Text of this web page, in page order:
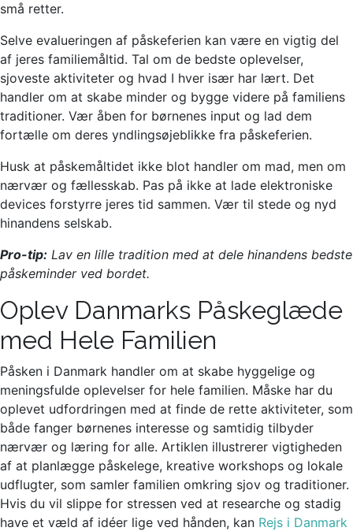
små retter.
Selve evalueringen af påskeferien kan være en vigtig del
af jeres familiemåltid. Tal om de bedste oplevelser,
sjoveste aktiviteter og hvad I hver især har lært. Det
handler om at skabe minder og bygge videre på familiens
traditioner. Vær åben for børnenes input og lad dem
fortælle om deres yndlingsøjeblikke fra påskeferien.
Husk at påskemåltidet ikke blot handler om mad, men om
nærvær og fællesskab. Pas på ikke at lade elektroniske
devices forstyrre jeres tid sammen. Vær til stede og nyd
hinandens selskab.
Pro-tip: Lav en lille tradition med at dele hinandens bedste
påskeminder ved bordet.
Oplev Danmarks Påskeglæde
med Hele Familien
Påsken i Danmark handler om at skabe hyggelige og
meningsfulde oplevelser for hele familien. Måske har du
oplevet udfordringen med at finde de rette aktiviteter, som
både fanger børnenes interesse og samtidig tilbyder
nærvær og læring for alle. Artiklen illustrerer vigtigheden
af at planlægge påskelege, kreative workshops og lokale
udflugter, som samler familien omkring sjov og traditioner.
Hvis du vil slippe for stressen ved at researche og stadig
have et væld af idéer lige ved hånden, kan Rejs i Danmark